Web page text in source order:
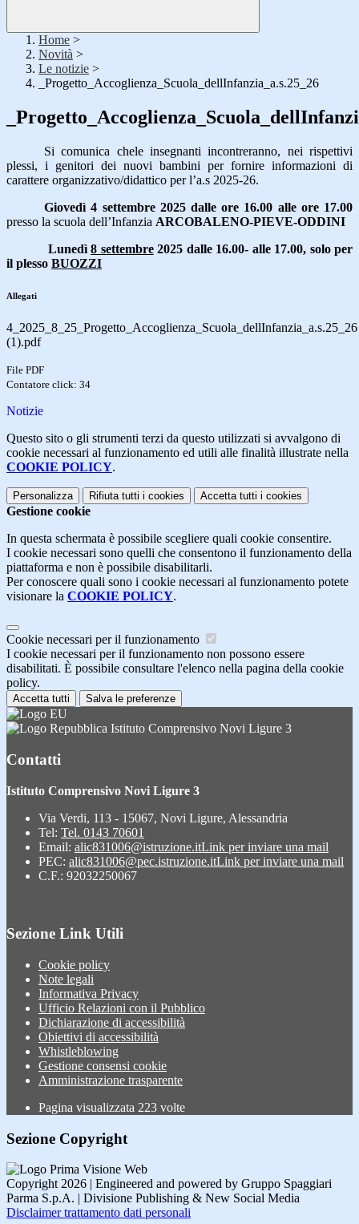
Home >
Novità >
Le notizie >
_Progetto_Accoglienza_Scuola_dellInfanzia_a.s.25_26
Si comunica chele insegnanti incontreranno, nei rispettivi
plessi, i genitori dei nuovi bambini per fornire informazioni di
carattere organizzativo/didattico per l’a.s 2025-26.
Giovedì 4 settembre 2025 dalle ore 16.00 alle ore 17.00
presso la scuola dell’Infanzia ARCOBALENO-PIEVE-ODDINI
Lunedì8 settembre2025 dalle 16.00- alle 17.00, solo per
il plesso BUOZZI
Allegati
4_2025_8_25_Progetto_Accoglienza_Scuola_dellInfanzia_a.s.25_26
(1).pdf
File PDF
Contatore click: 34
Notizie
Questo sito o gli strumenti terzi da questo utilizzati si avvalgono di
cookie necessari al funzionamento ed utili alle finalità illustrate nella
COOKIE POLICY.
Personalizza Rifiuta tutti i cookies Accetta tutti i cookies
Gestione cookie
In questa schermata è possibile scegliere quali cookie consentire.
I cookie necessari sono quelli che consentono il funzionamento della
piattaforma e non è possibile disabilitarli.
Per conoscere quali sono i cookie necessari al funzionamento potete
visionare la COOKIE POLICY.
Cookie necessari per il funzionamento
I cookie necessari per il funzionamento non possono essere
disabilitati. È possibile consultare l'elenco nella pagina della cookie
policy.
Accetta tutti Salva le preferenze
Istituto Comprensivo Novi Ligure 3
Contatti
Istituto Comprensivo Novi Ligure 3
Via Verdi, 113 - 15067, Novi Ligure, Alessandria
Tel: Tel. 0143 70601
Email: alic831006@istruzione.itLink per inviare una mail
PEC: alic831006@pec.istruzione.itLink per inviare una mail
C.F.: 92032250067
Sezione Link Utili
Cookie policy
Note legali
Informativa Privacy
Ufficio Relazioni con il Pubblico
Dichiarazione di accessibilità
Obiettivi di accessibilità
Whistleblowing
Gestione consensi cookie
Amministrazione trasparente
Pagina visualizzata 223 volte
Sezione Copyright
Copyright 2026 | Engineered and powered by Gruppo Spaggiari
Parma S.p.A. | Divisione Publishing & New Social Media
Disclaimer trattamento dati personali